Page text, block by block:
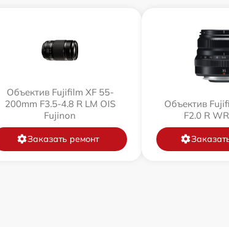
Объектив Fujifilm XF 55-
200mm F3.5-4.8 R LM OIS
Fujinon
Заказать ремонт
Объектив
F2.0 R